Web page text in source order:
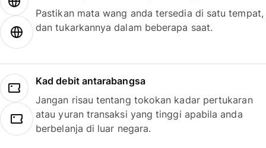
Pastikan mata wang anda tersedia di satu tempat,
dan tukarkannya dalam beberapa saat.
Kad debit antarabangsa
Jangan risau tentang tokokan kadar pertukaran
atau yuran transaksi yang tinggi apabila anda
berbelanja di luar negara.